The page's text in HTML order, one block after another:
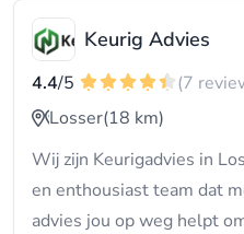
Keurig Advies
4.4/5
(7
Losser(18 km)
Wij zijn Keurigadvies in
en enthousiast team dat
advies jou op weg helpt